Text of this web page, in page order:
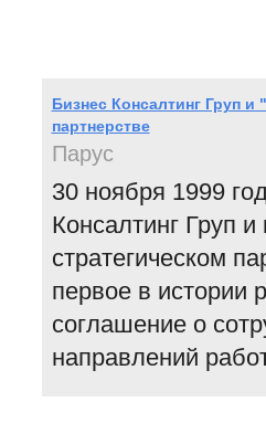
Бизнес Консалтинг Груп
партнерстве
Парус
30 ноября 1999
Консалтинг Груп
стратегическом
первое в истории
соглашение о
направлений